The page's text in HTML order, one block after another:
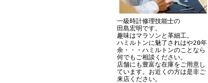
一級時計修理技能士の
田島宏明です。
趣味はマラソンと革細工。
ハミルトンに魅了されはや20年
余・・・ハミルトンのことなら
何でもご相談ください。
店舗にも豊富な在庫をご用意し
ています。お近くの方は是非ご
来店ください。